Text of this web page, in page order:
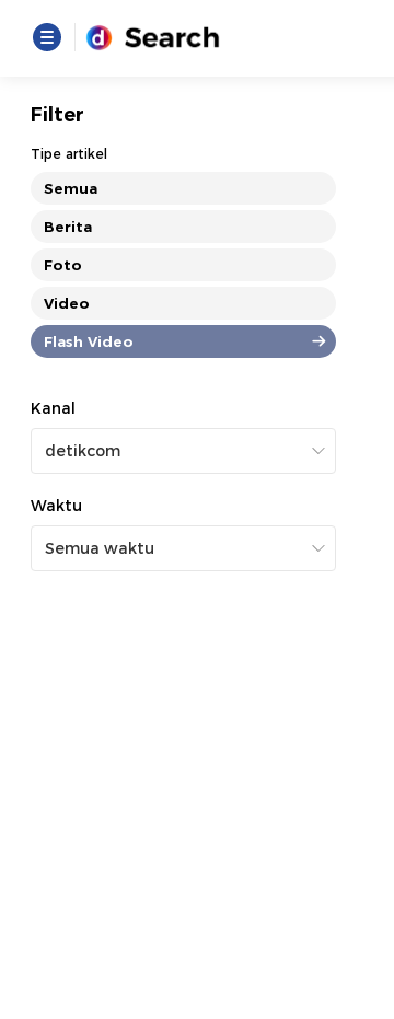
Filter
Tipe artikel
Semua
Berita
Foto
Video
Flash Video
Kanal
Waktu